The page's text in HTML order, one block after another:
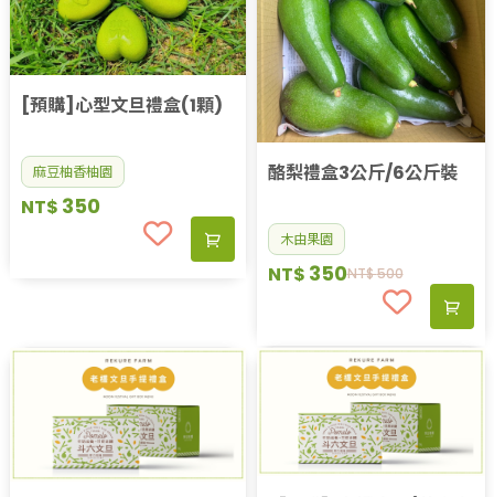
[預購]心型文旦禮盒(1顆)
麻豆柚香柚園
NT$ 350
酪梨禮盒3公斤/6公斤裝
木由果園
NT$500
NT$ 350